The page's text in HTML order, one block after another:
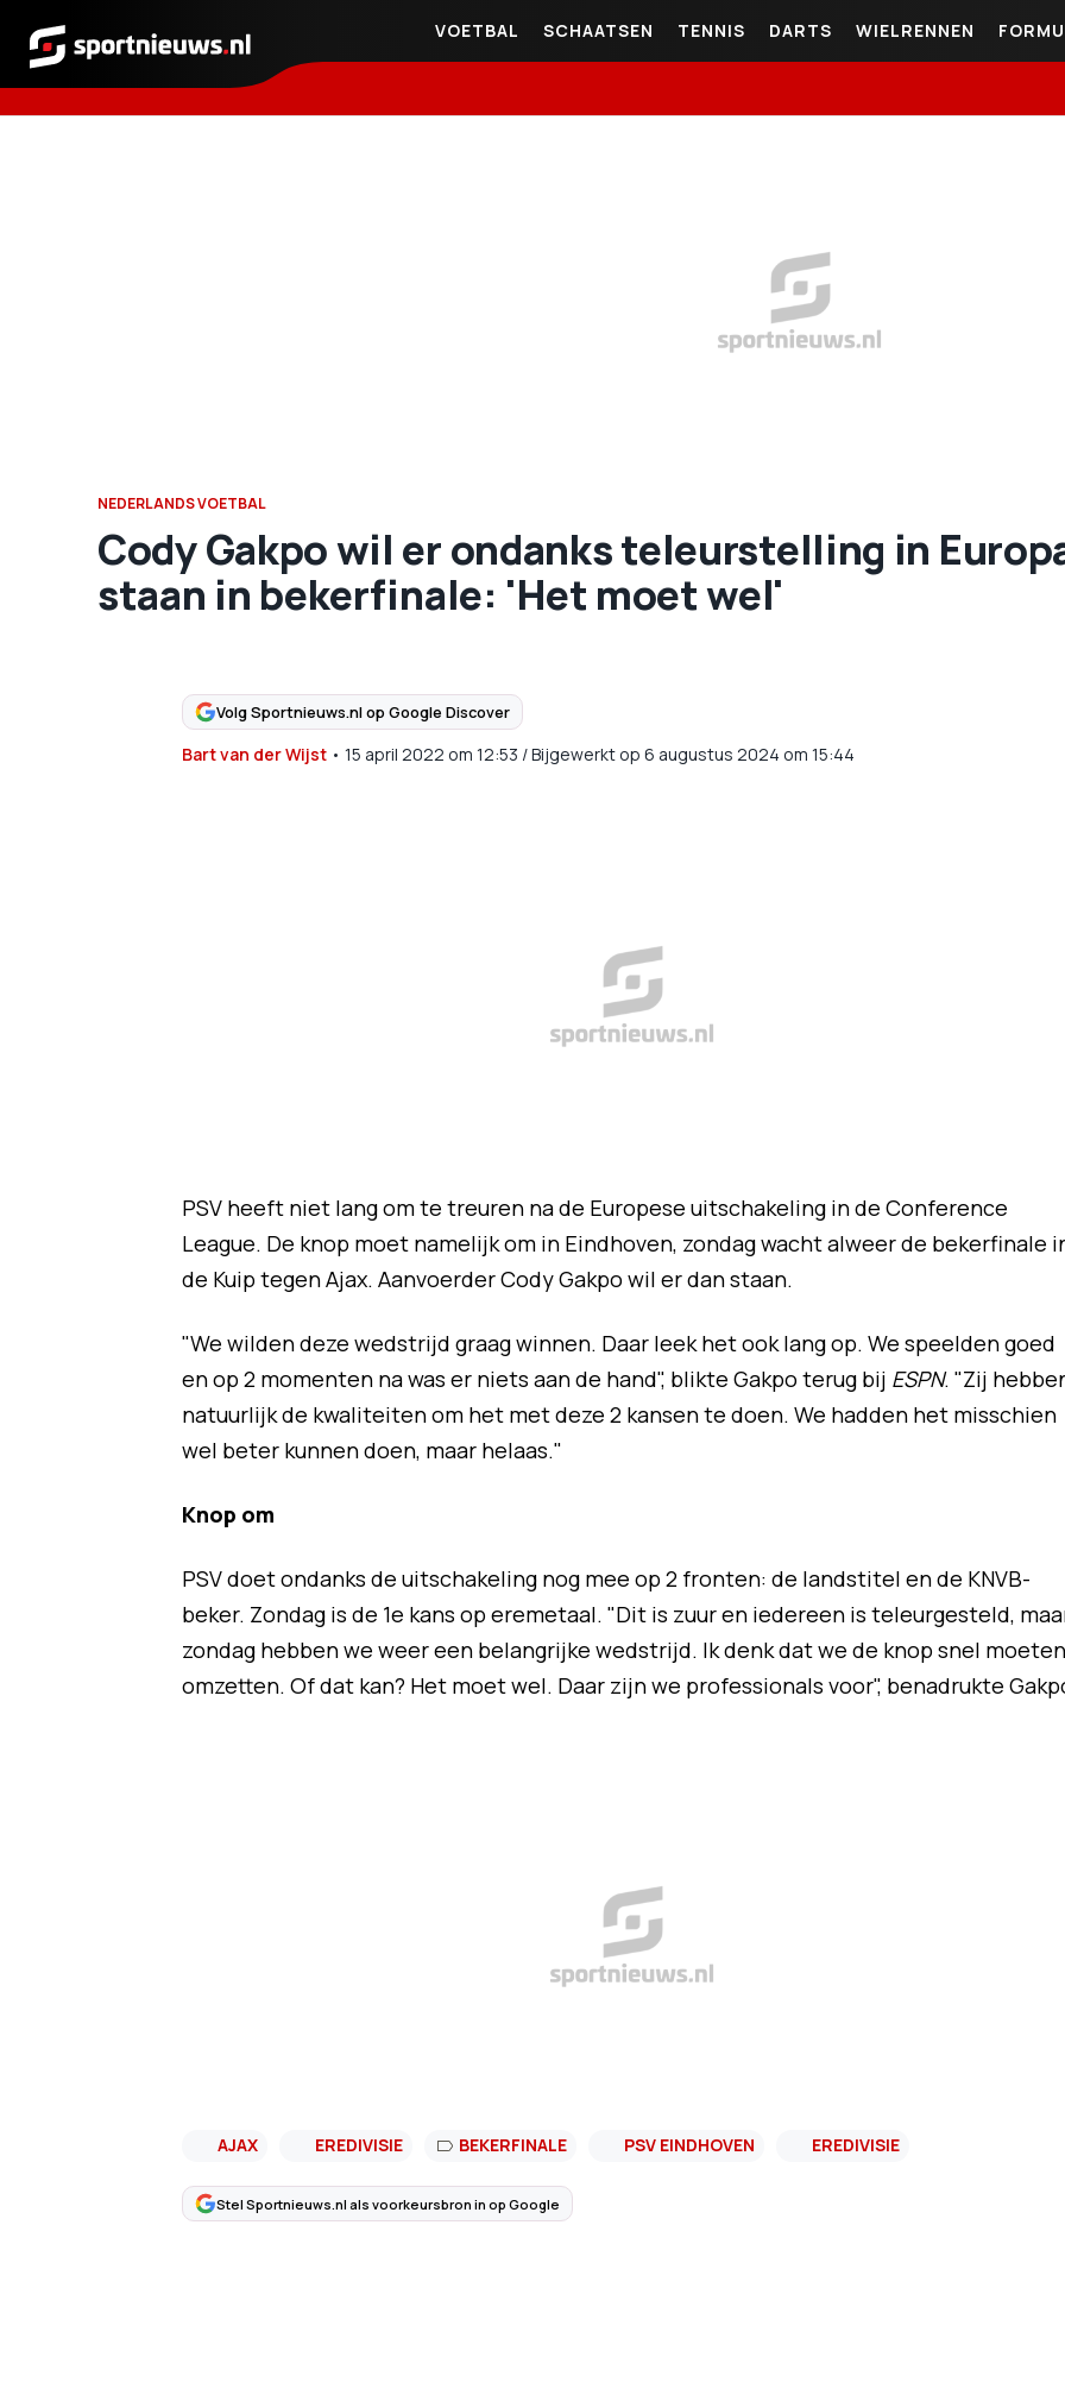
Sportnieuws.nl
VOETBAL SCHAATSEN TENNIS DARTS WIELRENNEN
NEDERLANDS VOETBAL
Cody Gakpo wil er ondanks teleurstelling in
staan in bekerfinale: 'Het moet wel'
Volg Sportnieuws.nl op Google Discover
Bart van der Wijst• 15 april 2022 om 12:53 /Bijgewerkt op 6 augustus 2024 om 15:44
PSV heeft niet lang om te treuren na de Europese uitschakeling in de Conference
League. De knop moet namelijk om in Eindhoven, zondag wacht alweer de bekerfinale
de Kuip tegen Ajax. Aanvoerder Cody Gakpo wil er dan staan.
"We wilden deze wedstrijd graag winnen. Daar leek het ook lang op. We speelden goed
en op 2 momenten na was er niets aan de hand", blikte Gakpo terug bij ESPN. "Zij
natuurlijk de kwaliteiten om het met deze 2 kansen te doen. We hadden het misschien
wel beter kunnen doen, maar helaas."
Knop om
PSV doet ondanks de uitschakeling nog mee op 2 fronten: de landstitel en de KNVB-
beker. Zondag is de 1e kans op eremetaal. "Dit is zuur en iedereen is teleurgesteld,
zondag hebben we weer een belangrijke wedstrijd. Ik denk dat we de knop snel moeten
omzetten. Of dat kan? Het moet wel. Daar zijn we professionals voor", benadrukte
AJAX EREDIVISIE BEKERFINALE PSV EINDHOVEN EREDIVISIE
Stel Sportnieuws.nl als voorkeursbron in op Google